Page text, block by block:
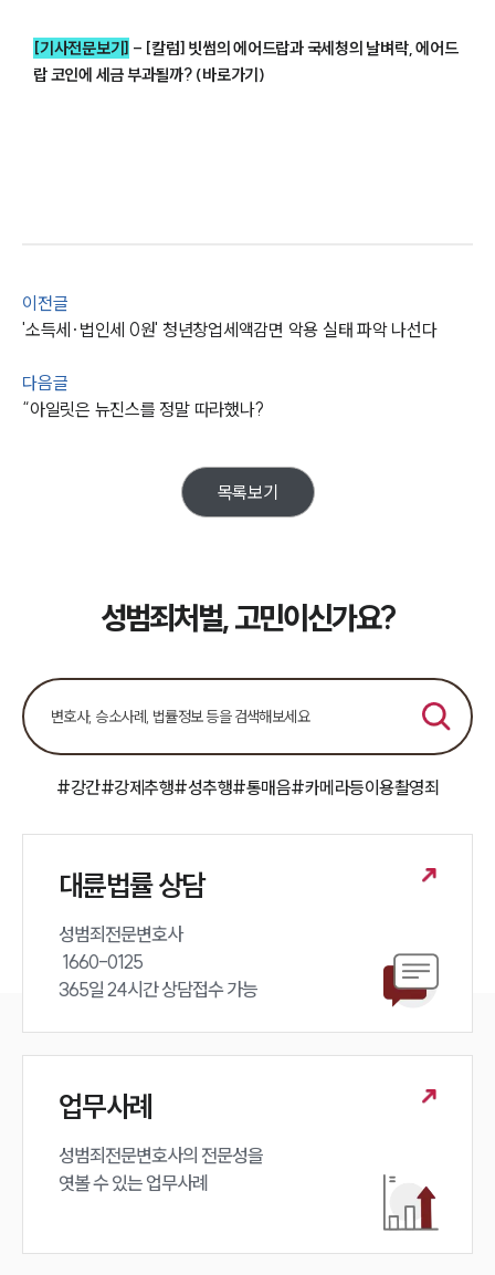
성범죄대응부 업무
언론보도
법률서식
뉴스레터/브로슈어
대륜법률상담예약
[기사전문보기] - [칼럼] 빗썸의 에어드랍과 국세청의 날벼락, 에어드
랍 코인에 세금 부과될까? (바로가기)
이전글
'소득세·법인세 0원' 청년창업세액감면 악용 실태 파악 나선다
다음글
“아일릿은 뉴진스를 정말 따라했나?
목록보기
성범죄처벌, 고민이신가요?
#강간#강제추행#성추행#통매음#카메라등이용촬영죄
대륜법률 상담
성범죄전문변호사
365일 24시간 상담접수 가능
업무사례
성범죄전문변호사의 전문성을
엿볼 수 있는 업무사례